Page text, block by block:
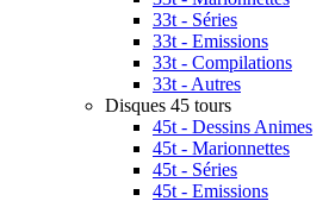
33t - Séries
33t - Emissions
33t - Compilations
33t - Autres
Disques 45 tours
45t - Dessins Animes
45t - Marionnettes
45t - Séries
45t - Emissions